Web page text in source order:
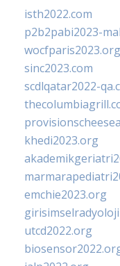
isth2022.com
p2b2pabi2023-
wocfparis2023.org
sinc2023.com
scdlqatar2022-
khedi2023.org
emchie2023.org
utcd2022.org